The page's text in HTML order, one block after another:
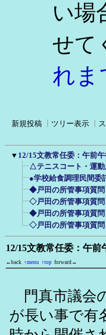
い場
せて
れま
新規投稿 ツリー表示
▼ 12/15文教常任委：午前
△テニスコート・運動
●学校給食調理民間委
◆戸田の所管事項質問
◇戸田の所管事項質問
◆戸田の所管事項質問
◇戸田の所管事項質問
12/15文教常任委：午
←back ↑menu ↑top forward→
門真市議会
が長い事で有